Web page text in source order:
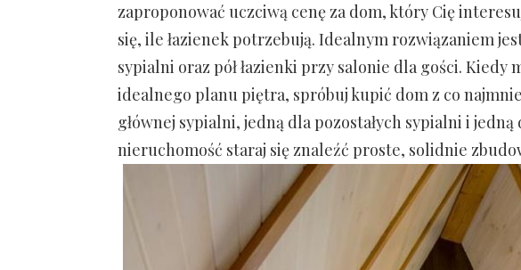
zaproponować uczciwą cenę za dom, który Cię
się, ile łazienek potrzebują. Idealnym rozwiązaniem
sypialni oraz pół łazienki przy salonie dla gości. Kiedy
idealnego planu piętra, spróbuj kupić dom z co
głównej sypialni, jedną dla pozostałych sypialni i
nieruchomość staraj się znaleźć proste, solidnie